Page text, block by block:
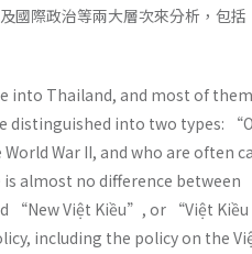
際政治等兩大層次來分析，包括
into Thailand, and most of
distinguished into two types:
War II, and who are often
almost no difference
“New Việt Kiều”, or “Việt
including the policy on the